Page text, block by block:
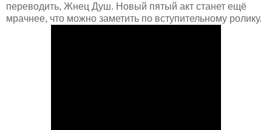
переводить, Жнец Душ. Новый пятый акт станет ещё
мрачнее, что можно заметить по вступительному ролику.